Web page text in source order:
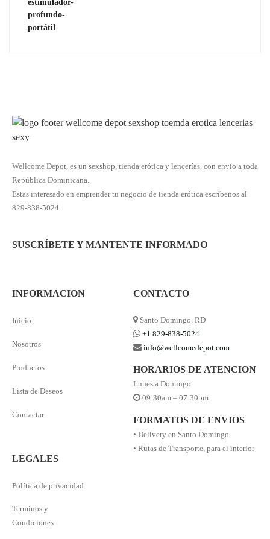
Wellcome Depot, es un sexshop, tienda erótica y lencerías, con envío a toda
República Dominicana.
Estas interesado en emprender tu negocio de tienda erótica escríbenos al
829-838-5024
SUSCRÍBETE Y MANTENTE INFORMADO
INFORMACION
Inicio
Nosotros
Productos
Lista de Deseos
Contactar
LEGALES
Política de privacidad
Terminos y
Condiciones
CONTACTO
Santo Domingo, RD
+1 829-838-5024
info@wellcomedepot.com
HORARIOS DE ATENCION
Lunes a Domingo
09:30am – 07:30pm
FORMATOS DE ENVIOS
• Delivery en Santo Domingo
• Rutas de Transporte, para el interior